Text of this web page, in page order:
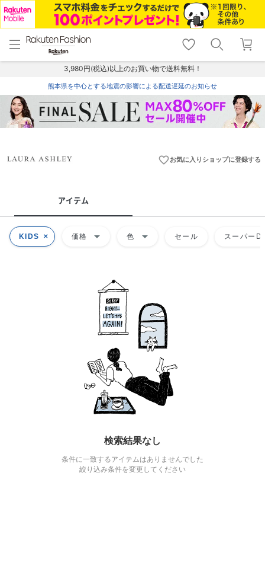
menu home
トップ
shopping_cart lock_outline
ログイン
3,980円(税込)以上のお買い物で送料無料！
熊本県を中心とする地震の影響による配送遅延のお知らせ
favorite_borderお気に入りショップに登録する
アイテム
KIDS 価格 arrow_drop_down 色 arrow_drop_down セール スーパー
検索結果なし
条件に一致するアイテムはありませんでした
絞り込み条件を変更してください